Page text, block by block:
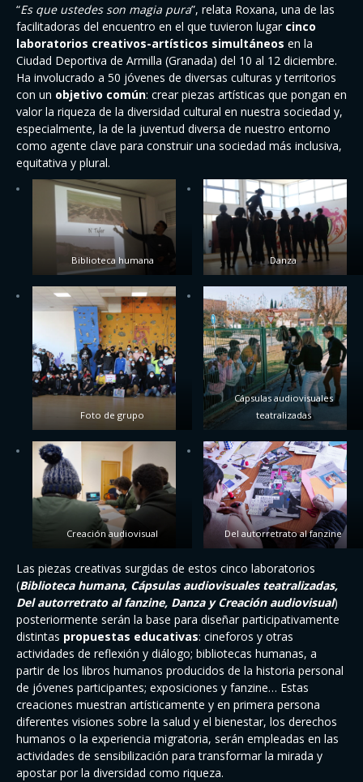
“Es que ustedes son magia pura”, relata Roxana, una de las
facilitadoras del encuentro en el que tuvieron lugar cinco
laboratorios creativos-artísticos simultáneos en la
Ciudad Deportiva de Armilla (Granada) del 10 al 12 diciembre.
Ha involucrado a 50 jóvenes de diversas culturas y territorios
con un objetivo común: crear piezas artísticas que pongan en
valor la riqueza de la diversidad cultural en nuestra sociedad y,
especialmente, la de la juventud diversa de nuestro entorno
como agente clave para construir una sociedad más inclusiva,
equitativa y plural.
Biblioteca humana Danza
Foto de grupo
Cápsulas audiovisuales
teatralizadas
Creación audiovisual Del autorretrato al fanzine
Las piezas creativas surgidas de estos cinco laboratorios
(Biblioteca humana, Cápsulas audiovisuales teatralizadas,
Del autorretrato al fanzine, Danza y Creación audiovisual)
posteriormente serán la base para diseñar participativamente
distintas propuestas educativas: cineforos y otras
actividades de reflexión y diálogo; bibliotecas humanas, a
partir de los libros humanos producidos de la historia personal
de jóvenes participantes; exposiciones y fanzine… Estas
creaciones muestran artísticamente y en primera persona
diferentes visiones sobre la salud y el bienestar, los derechos
humanos o la experiencia migratoria, serán empleadas en las
actividades de sensibilización para transformar la mirada y
apostar por la diversidad como riqueza.